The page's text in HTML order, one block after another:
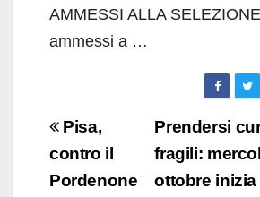
AMMESSI ALLA
ammessi a …
Navigazione
articoli
Prendersi
fragili:
ottobre
Pisa,
contro il
Pordenone